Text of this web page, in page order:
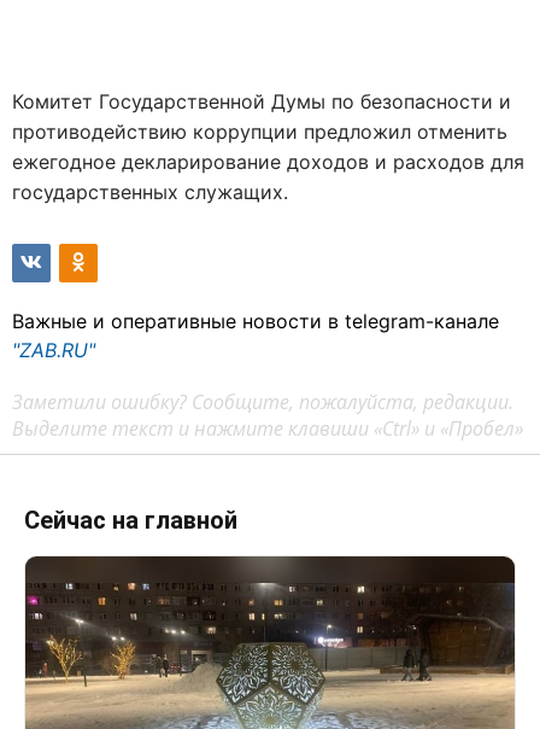
Комитет Государственной Думы по безопасности и
противодействию коррупции предложил отменить
ежегодное декларирование доходов и расходов для
государственных служащих.
Важные и оперативные новости в telegram-канале
"ZAB.RU"
Заметили ошибку? Сообщите, пожалуйста, редакции.
Выделите текст и нажмите клавиши «Ctrl» и «Пробел»
Сейчас на главной